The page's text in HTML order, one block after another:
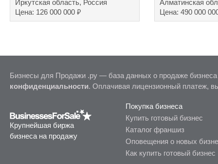
Иркутская область, Россия
Цена: 126 000 000 ₽
Алматинская
Цена: 490 000
Бизнесы для Продажи .ру — база данных о продаже
конфиденциальности. Оплачивая лицензионный платеж,
Крупнейшая биржа
бизнеса на продажу
Покупка бизнеса
Купить готовый бизнес
Каталог франшиз
Оповещения о новых
Как купить готовый бизнес